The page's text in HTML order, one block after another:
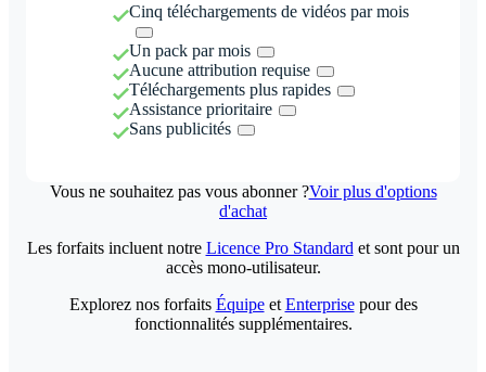
Cinq téléchargements de vidéos par mois
Un pack par mois
Aucune attribution requise
Téléchargements plus rapides
Assistance prioritaire
Sans publicités
Vous ne souhaitez pas vous abonner ?Voir plus d'options
d'achat
Les forfaits incluent notre Licence Pro Standard et sont pour un
accès mono-utilisateur.
Explorez nos forfaits Équipeet Enterprisepour des
fonctionnalités supplémentaires.